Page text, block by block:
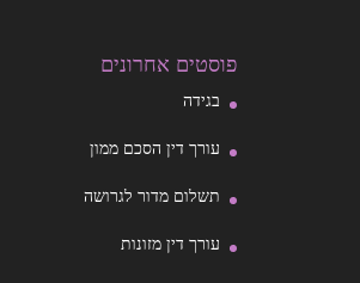
פוסטים אחרונים
בגידה
עורך דין הסכם ממון
תשלום מדור לגרושה
עורך דין מזונות